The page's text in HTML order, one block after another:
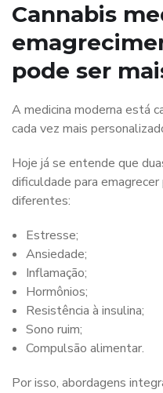
Cannabis
pode ser
A medicina moderna está
cada vez mais
Hoje já se entende que
dificuldade para
diferentes:
Estresse;
Ansiedade;
Inflamação;
Hormônios;
Resistência à insulina;
Sono ruim;
Compulsão alimentar.
Por isso, abordagens